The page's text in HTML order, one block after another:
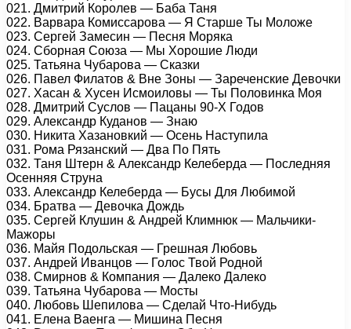
021. Дмитрий Королев — Баба Таня
022. Варвара Комиссарова — Я Старше Ты Моложе
023. Сергей Замесин — Песня Моряка
024. Сборная Союза — Мы Хорошие Люди
025. Татьяна Чубарова — Сказки
026. Павел Филатов & Вне Зоны — Зареченские Девочки
027. Хасан & Хусен Исмоиловы — Ты Половинка Моя
028. Дмитрий Суслов — Пацаны 90-Х Годов
029. Александр Куданов — Знаю
030. Никита Хазановкий — Осень Наступила
031. Рома Рязанский — Два По Пять
032. Таня Штерн & Александр Келеберда — Последняя
Осенняя Струна
033. Александр Келеберда — Бусы Для Любимой
034. Братва — Девочка Дождь
035. Сергей Клушин & Андрей Климнюк — Мальчики-
Мажоры
036. Майя Подольская — Грешная Любовь
037. Андрей Иванцов — Голос Твой Родной
038. Смирнов & Компания — Далеко Далеко
039. Татьяна Чубарова — Мосты
040. Любовь Шепилова — Сделай Что-Нибудь
041. Елена Ваенга — Мишина Песня